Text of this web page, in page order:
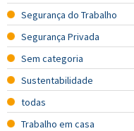
Segurança do Trabalho
Segurança Privada
Sem categoria
Sustentabilidade
todas
Trabalho em casa